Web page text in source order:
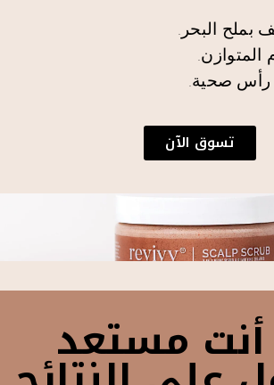
بملح البحر.
المتوازن.
رأس صحية.
تسوق الآن
مستعد